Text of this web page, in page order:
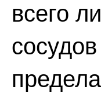
всего